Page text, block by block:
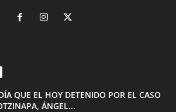
QUE EL HOY DETENIDO POR EL CASO
ÁNGEL...